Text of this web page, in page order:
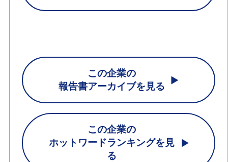
この企業の
報告書アーカイブを見る
この企業の
ホットワードランキングを見
る